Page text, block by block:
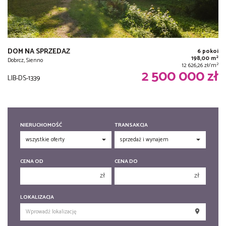
DOM NA SPRZEDAŻ
Dobrcz, Sienno
6 pokoi
198,00 m2
12 626,26 zł/m2
LIB-DS-1339 2 500 000 zł
NIERUCHOMOŚĆ TRANSAKCJA
CENA OD
zł
250 000 zł
CENA DO
zł
250 000 zł
LOKALIZACJA